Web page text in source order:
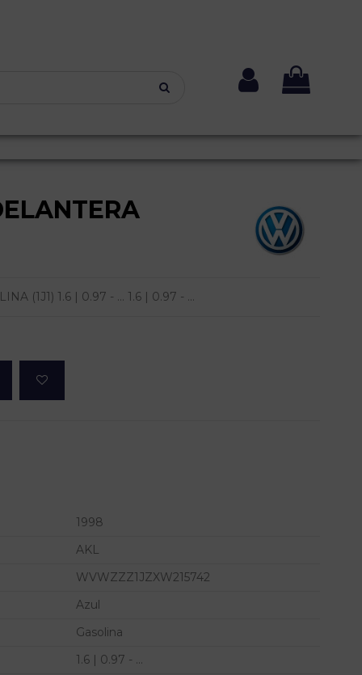
(1J1) 1.6 | 0.97 - ... 1.6 | 0.97 - ...
1998
AKL
WVWZZZ1JZXW215742
Azul
Gasolina
1.6 | 0.97 - ...